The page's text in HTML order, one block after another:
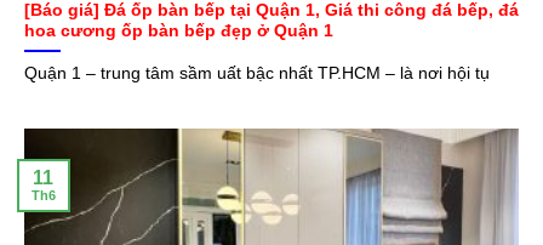
[Báo giá] Đá ốp bàn bếp tại Quận 1, Giá thi công đá bếp, đá
hoa cương ốp bàn bếp đẹp ở Quận 1
Quận 1 – trung tâm sầm uất bậc nhất TP.HCM – là nơi hội tụ
11
Th6